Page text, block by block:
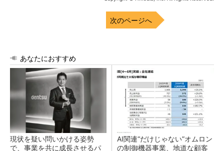
次のページへ
あなたにおすすめ
現状を疑い問いかける姿勢
で、事業を共に成長させるパ
AI関連“だけじゃない”オムロン
の制御機器事業、地道な顧客